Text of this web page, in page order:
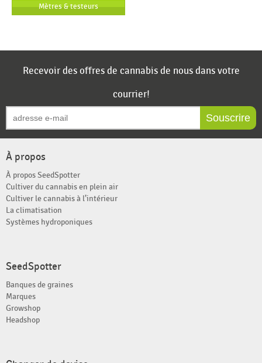
Mètres & testeurs
Recevoir des offres de cannabis de nous dans votre
courrier!
Souscrire
À propos
À propos SeedSpotter
Cultiver du cannabis en plein air
Cultiver le cannabis à l’intérieur
La climatisation
Systèmes hydroponiques
SeedSpotter
Banques de graines
Marques
Growshop
Headshop